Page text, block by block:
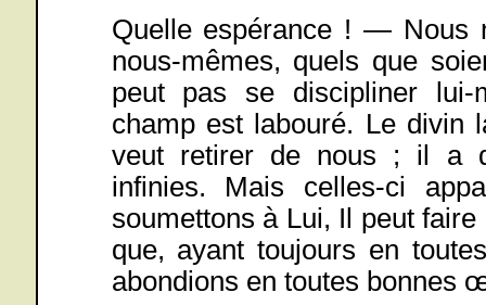
Quelle espérance ! — Nous
nous-mêmes, quels que
peut pas se discipliner lui-
champ est labouré. Le divin
veut retirer de nous ; il a
infinies. Mais celles-ci
soumettons à Lui, Il peut
que, ayant toujours en
abondions en toutes bonnes